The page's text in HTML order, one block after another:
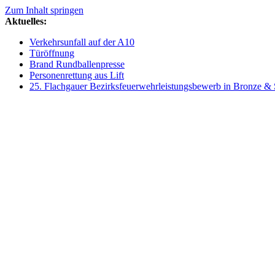
Zum Inhalt springen
Aktuelles:
Verkehrsunfall auf der A10
Türöffnung
Brand Rundballenpresse
Personenrettung aus Lift
25. Flachgauer Bezirksfeuerwehrleistungsbewerb in Bronze &